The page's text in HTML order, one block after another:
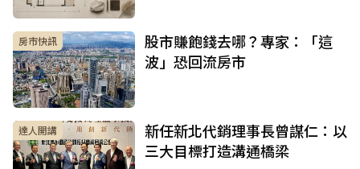
房市快訊
股市賺飽錢去哪？專家：「這
波」恐回流房市
達人開講
新任新北代銷理事長曾謀仁：以
三大目標打造溝通橋梁